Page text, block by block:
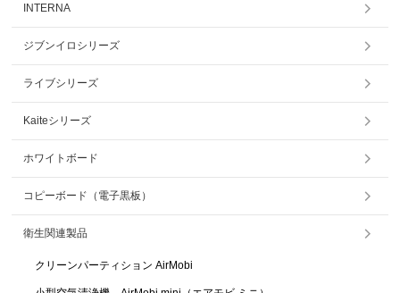
INTERNA
ジブンイロシリーズ
ライブシリーズ
Kaiteシリーズ
ホワイトボード
コピーボード（電子黒板）
衛生関連製品
クリーンパーティション AirMobi